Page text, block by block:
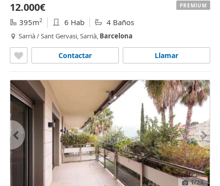
12.000€
395m2 6 Hab 4 Baños
Sarrià / Sant Gervasi, Sarrià, Barcelona
Llamar
Contactar
PREMIUM
1/23